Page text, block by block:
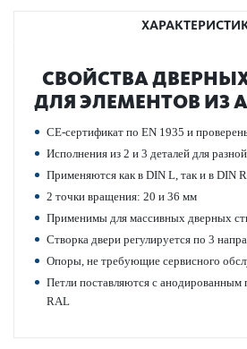
СВОЙСТВА ДВЕРНЫХ
ДЛЯ ЭЛЕМЕНТОВ
CE-сертификат по EN 1935 и
Исполнения из 2 и 3 дет­алей для
Применяются как в DIN L, так и в DIN R
2 точки вращения: 20 и 36 мм
Применимы для масс­ивных дверных
Створка двери регулируется по 3
Опоры, не требующие серв­исного
Петли пос­т­авляются с анодированным
RAL